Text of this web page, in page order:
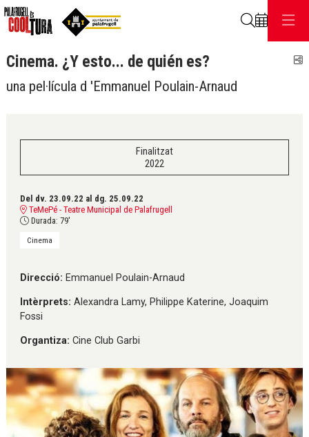
Cinema. ¿Y esto... de quién es?
una pel·lícula d 'Emmanuel Poulain-Arnaud
Finalitzat
2022
Del dv. 23.09.22 al dg. 25.09.22
TeMePé - Teatre Municipal de Palafrugell
Durada: 79'
Cinema
Direcció: Emmanuel Poulain-Arnaud
Intèrprets: Alexandra Lamy, Philippe Katerine, Joaquim
Fossi
Organtiza: Cine Club Garbi